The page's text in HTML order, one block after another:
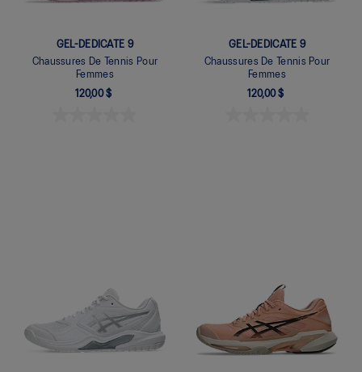
GEL-DEDICATE 9
Chaussures De Tennis Pour
Femmes
120,00 $
GEL-DEDICATE 9
Chaussures De Tennis Pour
Femmes
120,00 $